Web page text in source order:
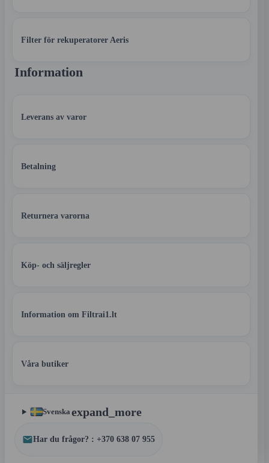
Filter för rekuperatorer Aeris
Information
Leverans av varor
Betalning
Returnera varorna
Köp- och säljregler
Information om Filtrai1.lt
Våra butiker
Svenska expand_more
Har du frågor? : +370 638 07 955